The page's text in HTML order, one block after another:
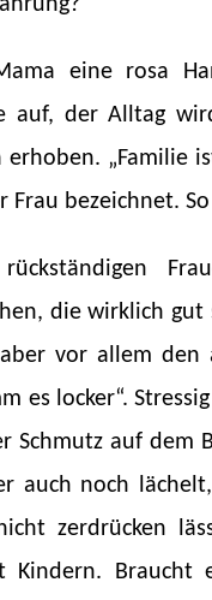
eine rosa
auf, der Alltag
„Familie
bezeichnet. So
die wirklich
vor allem den
es locker“.
auf dem
auch noch
zerdrücken
Kindern. Braucht